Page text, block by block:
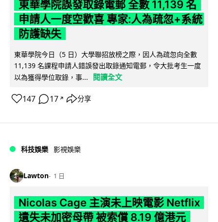
東華學院誤發取錄電郵 全數 11,139 名
申請人一度空歡喜 專家:人為疏忽+系統
防護缺失
東華學院今日（5 日）大學聯招放榜之際，因人為疏忽向全數
11,139 名課程申請人錯誤發出取錄通知電郵，令大批考生一度
以為獲得學位取錄，事...
閱讀全文
147 17 ↗ 分享
科技娛樂 影視娛樂
Lawton 1 日
Nicolas Cage 主演未上映電影 Netflix
遺失未加密母帶 被索償 8.19 億港元